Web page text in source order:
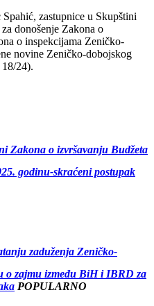
zastupnice u Skupštini
donošenje Zakona o
o inspekcijama Zeničko-
novine Zeničko-dobojskog
24).
Zakona o izvršavanju Budžeta
godinu-skraćeni postupak
zaduženja Zeničko-
o zajmu između BiH i IBRD za
POPULARNO